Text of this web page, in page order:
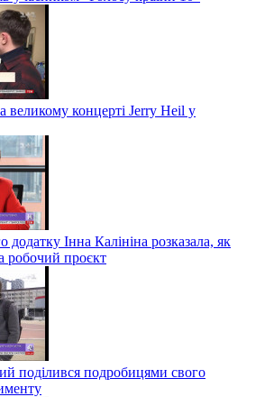
великому концерті Jerry Heil у
додатку Інна Калініна розказала, як
робочий проєкт
поділився подробицями свого